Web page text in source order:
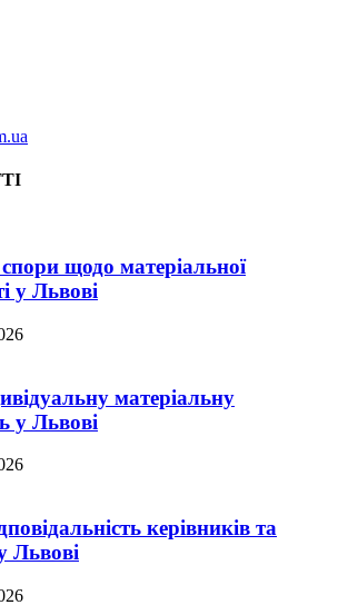
щодо матеріальної
у Львові
матеріальну
у Львові
керівників та
Львові